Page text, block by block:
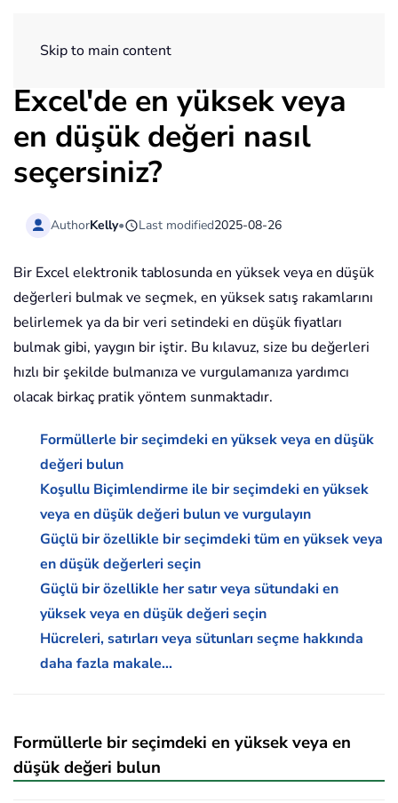
Skip to main content
Excel'de en yüksek veya
en düşük değeri nasıl
seçersiniz?
AuthorKelly• Last modified2025-08-26
Bir Excel elektronik tablosunda en yüksek veya en düşük
değerleri bulmak ve seçmek, en yüksek satış rakamlarını
belirlemek ya da bir veri setindeki en düşük fiyatları
bulmak gibi, yaygın bir iştir. Bu kılavuz, size bu değerleri
hızlı bir şekilde bulmanıza ve vurgulamanıza yardımcı
olacak birkaç pratik yöntem sunmaktadır.
Formüllerle bir seçimdeki en yüksek veya en düşük
değeri bulun
Koşullu Biçimlendirme ile bir seçimdeki en yüksek
veya en düşük değeri bulun ve vurgulayın
Güçlü bir özellikle bir seçimdeki tüm en yüksek veya
en düşük değerleri seçin
Güçlü bir özellikle her satır veya sütundaki en
yüksek veya en düşük değeri seçin
Hücreleri, satırları veya sütunları seçme hakkında
daha fazla makale...
Formüllerle bir seçimdeki en yüksek veya en
düşük değeri bulun